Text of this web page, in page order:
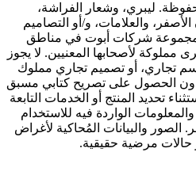
محفوظة. ليبري، وشعار الفراشة،
والعلامات، و/أو التصاميم
لمجموعة شركات أبوت في مناطق
مملوكة لأصحابها المعنيين. لا يجوز
تجاري، أو تصميم تجاري مملوك
الحصول على تصريح كتابي مسبق
تحديد المنتج أو الخدمات التابعة
الواردة فيه للاستخدام
والبيانات المُحاكية لأغراض
حالات مرضية حقيقية.